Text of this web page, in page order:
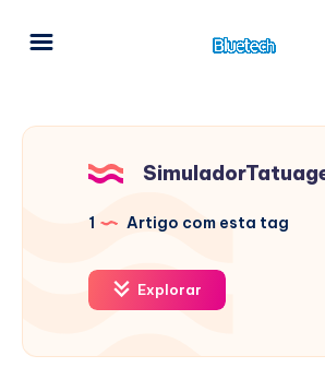
1 Artigo com esta tag
Explorar